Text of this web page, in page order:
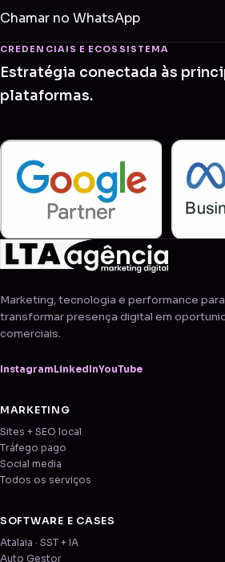
Chamar no WhatsApp
CREDENCIAIS E ECOSSISTEMA
Estratégia conectada às
plataformas.
Marketing, tecnologia e performance para
transformar presença digital em
comerciais.
Instagram LinkedInYouTube
MARKETING
Sites + SEO local
Tráfego pago
Social media
Todos os serviços
SOFTWARE E CASES
Atalaia · SST + IA
Auto Gestor